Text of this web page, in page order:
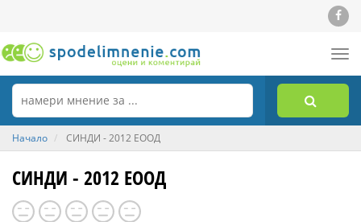
Начало СИНДИ - 2012 ЕООД
СИНДИ - 2012 ЕООД